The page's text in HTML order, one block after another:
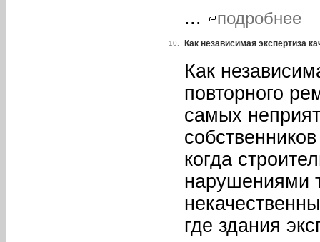
...
подробнее
10. Как независимая экспертиза
Как
повторного
самых
когда
нарушениями
где здания